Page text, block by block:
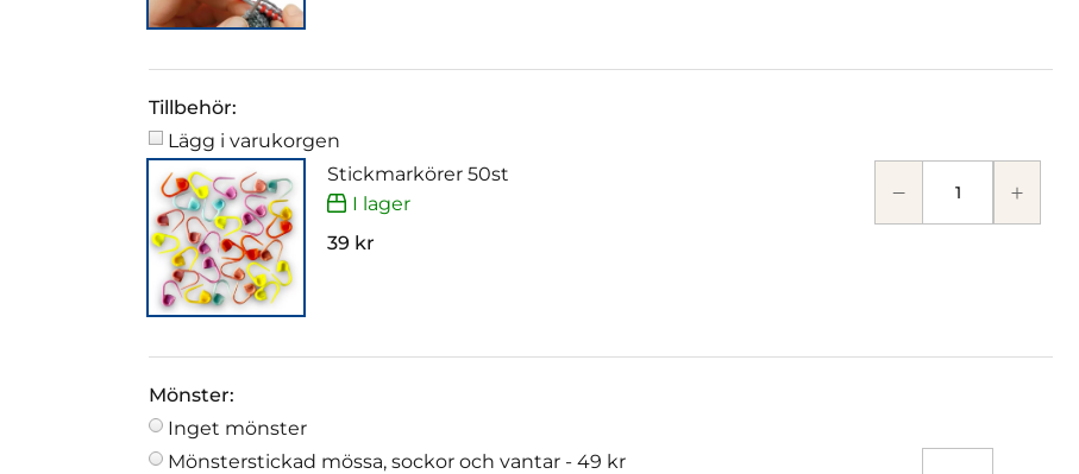
Tillbehör:
Lägg i varukorgen
Stickmarkörer 50st
I lager
39 kr
Mönster:
Inget mönster
Mönsterstickad mössa, sockor och vantar - 49 kr